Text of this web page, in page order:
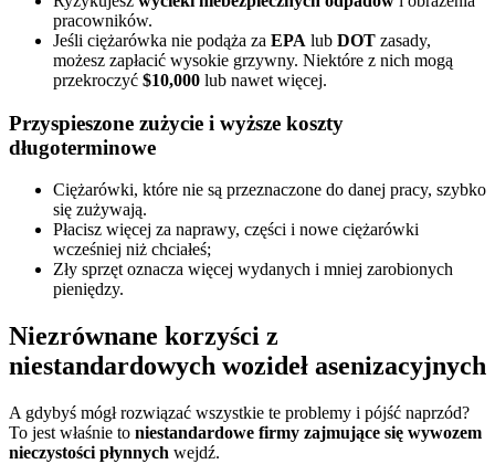
pracowników.
Jeśli ciężarówka nie podąża za EPA lub DOT zasady,
możesz zapłacić wysokie grzywny. Niektóre z nich mogą
przekroczyć $10,000 lub nawet więcej.
Przyspieszone zużycie i wyższe koszty
długoterminowe
Ciężarówki, które nie są przeznaczone do danej pracy, szybko
się zużywają.
Płacisz więcej za naprawy, części i nowe ciężarówki
wcześniej niż chciałeś;
Zły sprzęt oznacza więcej wydanych i mniej zarobionych
pieniędzy.
Niezrównane korzyści z
niestandardowych wozideł asenizacyjnych
A gdybyś mógł rozwiązać wszystkie te problemy i pójść naprzód?
To jest właśnie to niestandardowe firmy zajmujące się wywozem
nieczystości płynnych wejdź.